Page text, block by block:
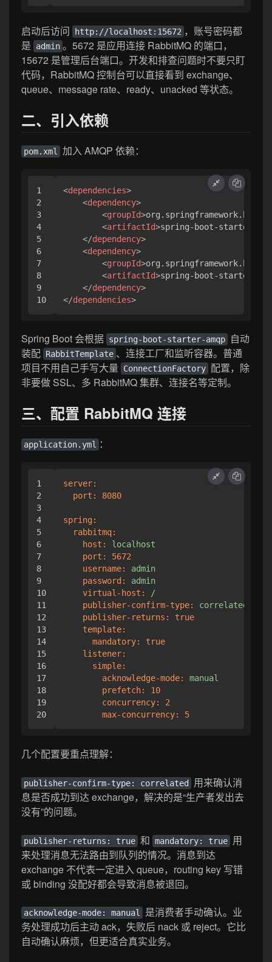
启动后访问 http://localhost:15672 ，账号密码都
是
admin 。5672 是应用连接 RabbitMQ 的端口，
15672 是管理后台端口。开发和排查问题时不要只盯
代码，RabbitMQ 控制台可以直接看到 exchange、
queue、message rate、ready、unacked 等状态。
二、引入依赖
pom.xml 加入 AMQP 依赖：
1
2
3
4
5
6
7
8
9
<dependencies>
<dependency>
<groupId>org.springframework.boot
<artifactId>spring-boot-starter-web
</dependency>
<dependency>
<groupId>org.springframework.boot
<artifactId>spring-boot-starter-
</dependency>
</dependencies>
Spring Boot 会根据 spring-boot-starter-amqp
自动
装配 RabbitTemplate 、连接工厂和监听容器。普通
项目不用自己手写大量
ConnectionFactory 配置，除
非要做 SSL、多 RabbitMQ 集群、连接名等定制。
三、配置 RabbitMQ 连接
application.yml ：
1
2
3
4
5
6
7
8
9
10
11
12
13
14
15
16
17
18
19
server:
port:
8080
spring:
rabbitmq:
host:
localhost
port:
5672
username:
admin
password:
admin
virtual-host:
/
publisher-confirm-type:
correlated
publisher-returns:
true
template:
mandatory:
true
listener:
simple:
acknowledge-mode:
manual
prefetch:
10
concurrency:
2
max-concurrency:
5
几个配置要重点理解：
publisher-confirm-type: correlated
用来确认消
息是否成功到达 exchange，解决的是“生产者发出去
没有”的问题。
publisher-returns: true 和 mandatory: true 用
来处理消息无法路由到队列的情况。消息到达
exchange 不代表一定进入 queue，routing key 写错
或 binding 没配好都会导致消息被退回。
acknowledge-mode: manual
是消费者手动确认。业
务处理成功后主动 ack，失败后 nack 或 reject。它比
自动确认麻烦，但更适合真实业务。